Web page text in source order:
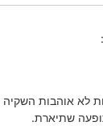
לא אוהבות
שתיארת.